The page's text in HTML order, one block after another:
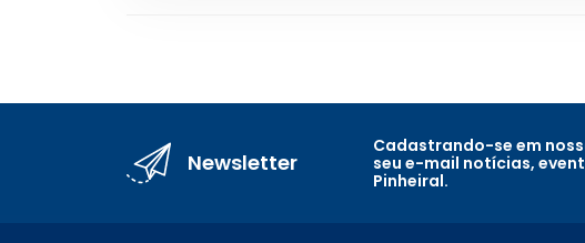
Newsletter
Cadastrando-se em
seu e-mail notícias,
Pinheiral.